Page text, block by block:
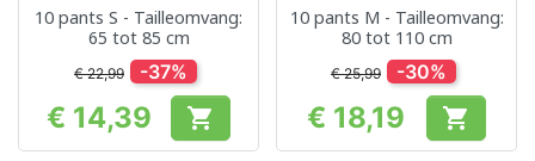
10 pants S - Tailleomvang:
65 tot 85 cm
€ 22,99 -37%
Prijs
€ 14,39 
10 pants M - Tailleomvang:
80 tot 110 cm
€ 25,99 -30%
Prijs
€ 18,19 